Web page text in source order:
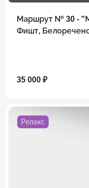
Маршрут № 30 -
Фишт,
35 000 ₽
Релакс